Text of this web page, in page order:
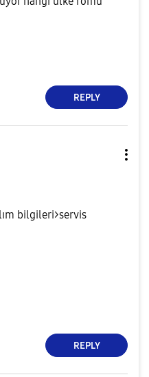
REPLY
bilgileri>servis
REPLY